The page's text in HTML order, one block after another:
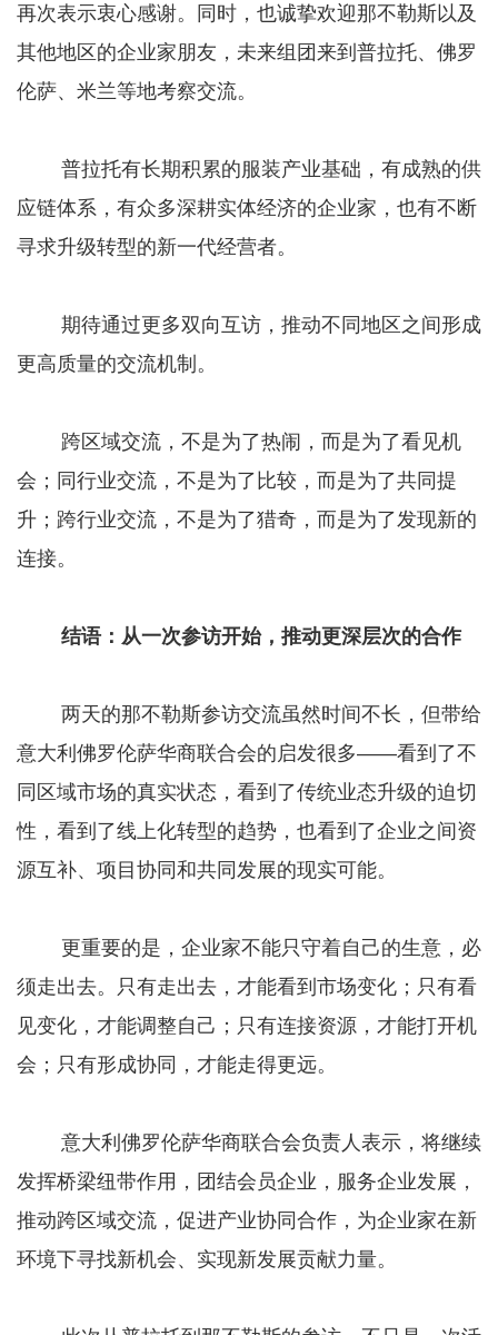
再次表示衷心感谢。同时，也诚挚欢迎那不勒斯以及
其他地区的企业家朋友，未来组团来到普拉托、佛罗
伦萨、米兰等地考察交流。
普拉托有长期积累的服装产业基础，有成熟的供
应链体系，有众多深耕实体经济的企业家，也有不断
寻求升级转型的新一代经营者。
期待通过更多双向互访，推动不同地区之间形成
更高质量的交流机制。
跨区域交流，不是为了热闹，而是为了看见机
会；同行业交流，不是为了比较，而是为了共同提
升；跨行业交流，不是为了猎奇，而是为了发现新的
连接。
结语：从一次参访开始，推动更深层次的合作
两天的那不勒斯参访交流虽然时间不长，但带给
意大利佛罗伦萨华商联合会的启发很多——看到了不
同区域市场的真实状态，看到了传统业态升级的迫切
性，看到了线上化转型的趋势，也看到了企业之间资
源互补、项目协同和共同发展的现实可能。
更重要的是，企业家不能只守着自己的生意，必
须走出去。只有走出去，才能看到市场变化；只有看
见变化，才能调整自己；只有连接资源，才能打开机
会；只有形成协同，才能走得更远。
意大利佛罗伦萨华商联合会负责人表示，将继续
发挥桥梁纽带作用，团结会员企业，服务企业发展，
推动跨区域交流，促进产业协同合作，为企业家在新
环境下寻找新机会、实现新发展贡献力量。